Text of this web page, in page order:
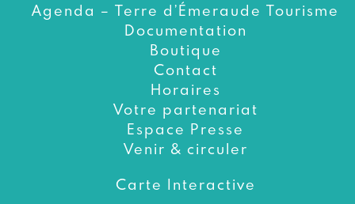
Agenda – Terre d’Émeraude Tourisme
Documentation
Boutique
Contact
Horaires
Votre partenariat
Espace Presse
Venir & circuler
Carte Interactive